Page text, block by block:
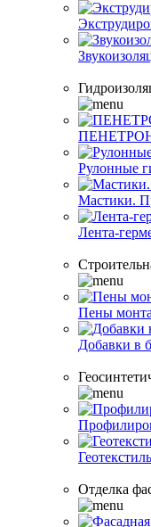
ПЕНЕТРОН.
Рулонные
Мастики.
Лента-
Пены
Добавки в
Геотекстиль
Отделка